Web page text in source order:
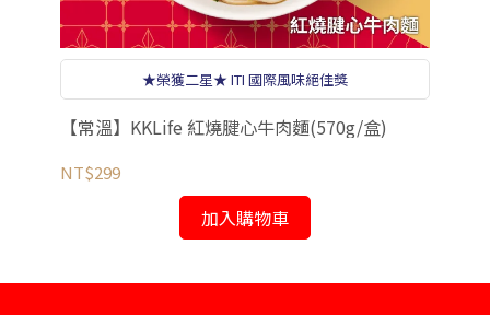
★榮獲二星★ ITI 國際風味絕佳獎
【常溫】KKLife 紅燒腱心牛肉麵(570g/盒)
NT$299
加入購物車